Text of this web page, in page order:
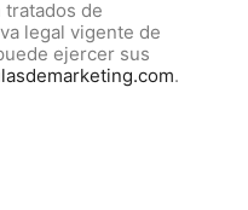
tratados de
legal vigente de
ejercer sus
.